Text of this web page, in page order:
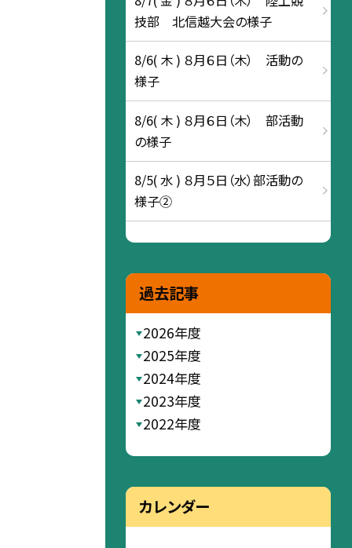
技部 北信越大会の様子
8/6( 木 ) ８月６日（木） 活動の
様子
8/6( 木 ) ８月６日（木） 部活動
の様子
8/5( 水 ) ８月５日（水）部活動の
様子②
過去記事
2026年度
2025年度
2024年度
2023年度
2022年度
カレンダー